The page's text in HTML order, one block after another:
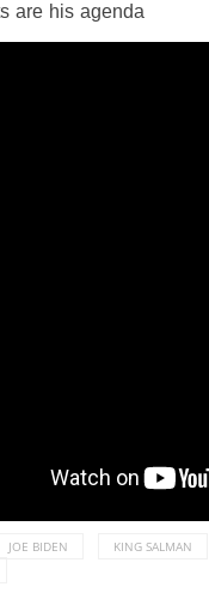
are his agenda
JOE BIDEN KING SALMAN